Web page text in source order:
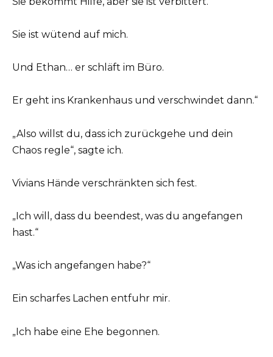
Sie ist wütend auf mich.
Und Ethan… er schläft im Büro.
Er geht ins Krankenhaus und verschwindet dann.“
„Also willst du, dass ich zurückgehe und dein
Chaos regle“, sagte ich.
Vivians Hände verschränkten sich fest.
„Ich will, dass du beendest, was du angefangen
hast.“
„Was ich angefangen habe?“
Ein scharfes Lachen entfuhr mir.
„Ich habe eine Ehe begonnen.